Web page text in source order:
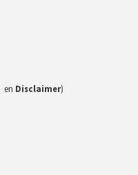
en Disclaimer)